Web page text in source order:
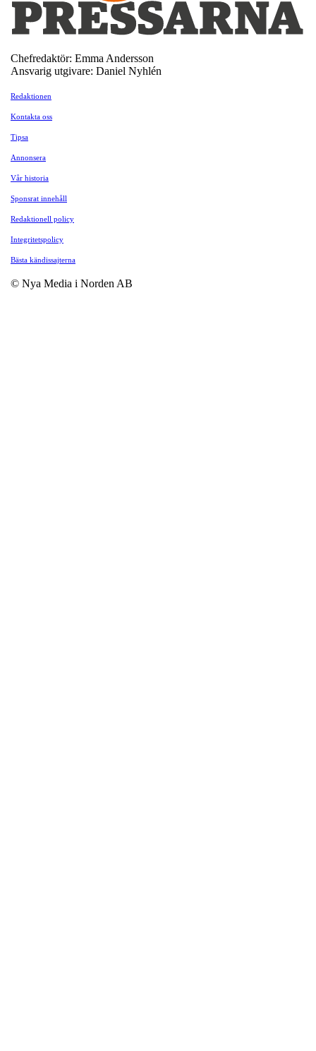
Chefredaktör: Emma Andersson
Ansvarig utgivare: Daniel Nyhlén
Redaktionen
Kontakta oss
Tipsa
Annonsera
Vår historia
Sponsrat innehåll
Redaktionell policy
Integritetspolicy
Bästa kändissajterna
© Nya Media i Norden AB